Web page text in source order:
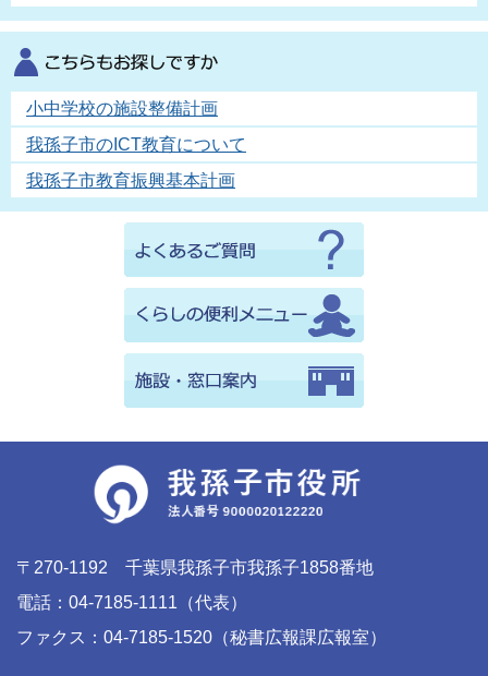
小中学校の施設整備計画
我孫子市のICT教育について
我孫子市教育振興基本計画
〒270-1192 千葉県我孫子市我孫子1858番地
電話：04-7185-1111（代表）
ファクス：04-7185-1520（秘書広報課広報室）